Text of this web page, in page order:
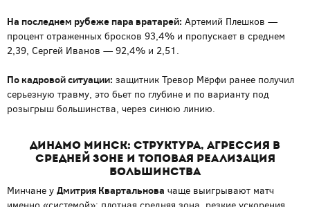
На последнем рубеже пара вратарей: Артемий Плешков —
процент отраженных бросков 93,4% и пропускает в среднем
2,39, Сергей Иванов — 92,4% и 2,51.
По кадровой ситуации: защитник Тревор Мёрфи ранее получил
серьезную травму, это бьет по глубине и по варианту под
розыгрыш большинства, через синюю линию.
Динамо Минск: структура, агрессия в
средней зоне и топовая реализация
большинства
Минчане у Дмитрия Квартальнова чаще выигрывают матч